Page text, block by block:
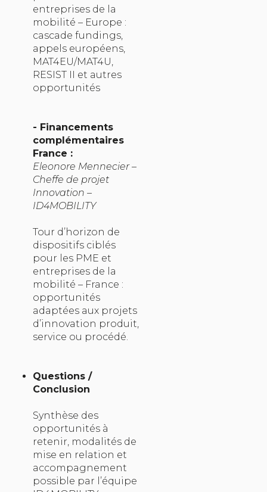
entreprises de la
mobilité – Europe :
cascade fundings,
appels européens,
MAT4EU/MAT4U,
RESIST II et autres
opportunités
- Financements
complémentaires
France :
Eleonore Mennecier –
Cheffe de projet
Innovation –
ID4MOBILITY
Tour d’horizon de
dispositifs ciblés
pour les PME et
entreprises de la
mobilité – France :
opportunités
adaptées aux projets
d’innovation produit,
service ou procédé.
Questions /
Conclusion
Synthèse des
opportunités à
retenir, modalités de
mise en relation et
accompagnement
possible par l’équipe